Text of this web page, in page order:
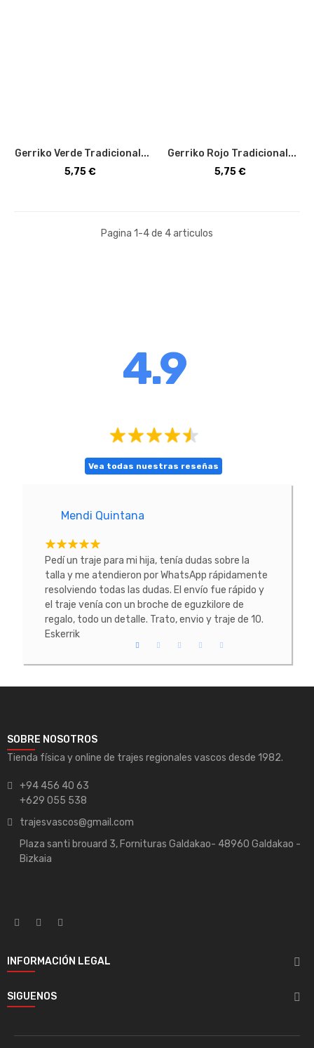
Gerriko Verde Tradicional...
Precio
5,75 €
Gerriko Rojo Tradicional...
Precio
5,75 €
Pagina 1-4 de 4 articulos
4.9
Vea todas nuestras reseñas
Mendi Quintana
Pedí un traje para mi hija, tenía dudas sobre la
talla y me atendieron por WhatsApp rápidamente
resolviendo todas las dudas. El envío fue rápido y
el traje venía con un broche de eguzkilore de
regalo, todo un detalle. Trato, envio y traje de 10.
Eskerrik
SOBRE NOSOTROS
Tienda física y online de trajes regionales vascos desde 1982.
+94 456 40 63
+629 055 538
trajesvascos@gmail.com
Plaza santi brouard 3, Fornituras Galdakao- 48960 Galdakao -
Bizkaia
INFORMACIÓN LEGAL 
SIGUENOS 